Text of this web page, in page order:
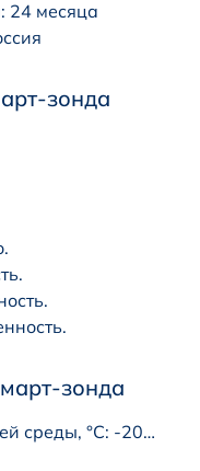
24 месяца
зонда
зонда
среды, °С: -20…